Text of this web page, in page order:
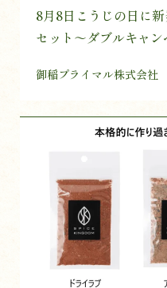
8月8日こうじの日に
セット～ダブルキャ
御稲プライマル株式会社